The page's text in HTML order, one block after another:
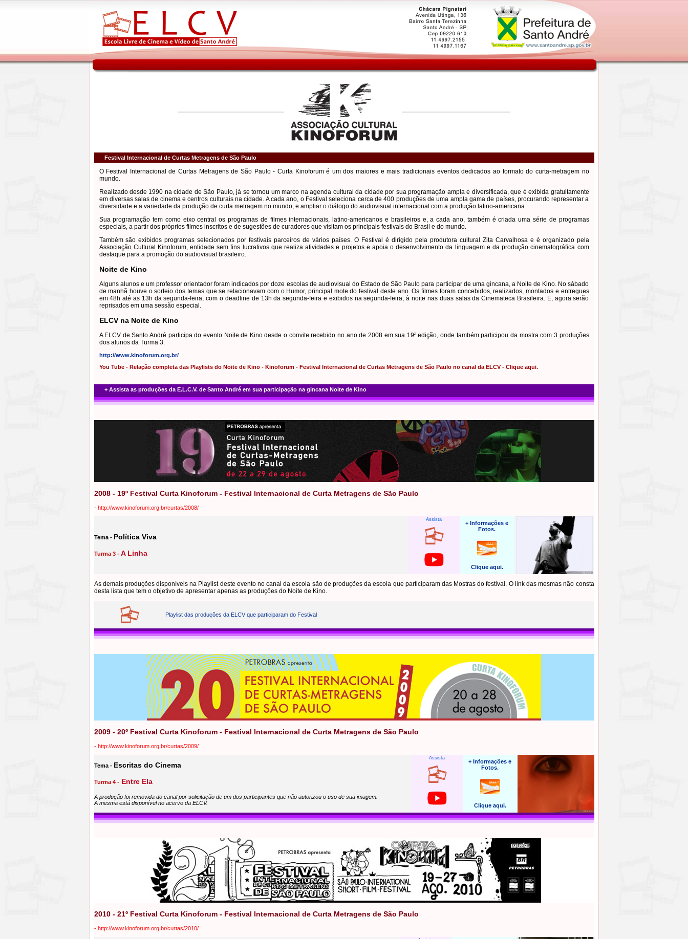
Festival Internacional de Curtas Metragens de São Paulo
O Festival Internacional de Curtas Metragens de São Paulo - Curta Kinoforum é um dos maiores e mais tradicionais eventos dedicados ao formato do curta-metragem no
mundo.
Realizado desde 1990 na cidade de São Paulo, já se tornou um marco na agenda cultural da cidade por sua programação ampla e diversificada, que é exibida gratuitamente
em diversas salas de cinema e centros culturais na cidade. A cada ano, o Festival seleciona cerca de 400 produções de uma ampla gama de países, procurando representar a
diversidade e a variedade da produção de curta metragem no mundo, e ampliar o diálogo do audiovisual internacional com a produção latino-americana.
Sua programação tem como eixo central os programas de filmes internacionais, latino-americanos e brasileiros e, a cada ano, também é criada uma série de programas
especiais, a partir dos próprios filmes inscritos e de sugestões de curadores que visitam os principais festivais do Brasil e do mundo.
Também são exibidos programas selecionados por festivais parceiros de vários países. O Festival é dirigido pela produtora cultural Zita Carvalhosa e é organizado pela
Associação Cultural Kinoforum, entidade sem fins lucrativos que realiza atividades e projetos e apoia o desenvolvimento da linguagem e da produção cinematográfica com
destaque para a promoção do audiovisual brasileiro.
Noite de Kino
Alguns alunos e um professor orientador foram indicados por doze escolas de audiovisual do Estado de São Paulo para participar de uma gincana, a Noite de Kino. No sábado
de manhã houve o sorteio dos temas que se relacionavam com o Humor, principal mote do festival deste ano. Os filmes foram concebidos, realizados, montados e entregues
em 48h até as 13h da segunda-feira, com o deadline de 13h da segunda-feira e exibidos na segunda-feira, à noite nas duas salas da Cinemateca Brasileira. E, agora serão
reprisados em uma sessão especial.
ELCV na Noite de Kino
A ELCV de Santo André participa do evento Noite de Kino desde o convite recebido no ano de 2008 em sua 19ª edição, onde também participou da mostra com 3 produções
dos alunos da Turma 3.
http://www.kinoforum.org.br/
You Tube - Relação completa das Playlists do Noite de Kino - Kinoforum - Festival Internacional de Curtas Metragens de São Paulo no canal da ELCV - Clique aqui.
+ Assista as produções da E.L.C.V. de Santo André em sua participação na gincana Noite de Kino
2008 - 19º Festival Curta Kinoforum - Festival Internacional de Curta Metragens de São Paulo
- http://www.kinoforum.org.br/curtas/2008/
Tema - Política Viva
Turma 3 -A Linha
Assista
+ Informações e
Fotos.
Clique aqui.
As demais produções disponíveis na Playlist deste evento no canal da escola são de produções da escola que participaram das Mostras do festival. O link das mesmas não consta
desta lista que tem o objetivo de apresentar apenas as produções do Noite de Kino.
Playlist das produções da ELCV que participaram do Festival
2009 - 20º Festival Curta Kinoforum - Festival Internacional de Curta Metragens de São Paulo
- http://www.kinoforum.org.br/curtas/2009/
Tema - Escritas do Cinema
Turma 4 -Entre Ela
A produção foi removida do canal por solicitação de um dos participantes que não autorizou o uso de sua imagem.
A mesma está disponível no acervo da ELCV.
Assista
+ Informações e
Fotos.
Clique aqui.
2010 - 21º Festival Curta Kinoforum - Festival Internacional de Curta Metragens de São Paulo
- http://www.kinoforum.org.br/curtas/2010/